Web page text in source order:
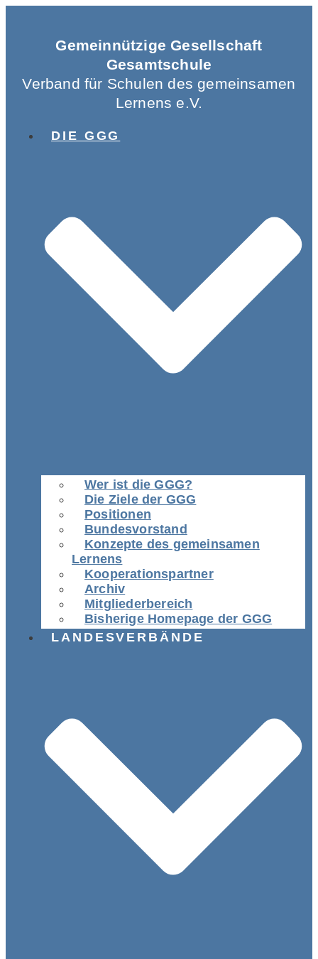
Gemeinnützige Gesellschaft
Gesamtschule
Verband für Schulen des gemeinsamen
Lernens e.V.
DIE GGG
Wer ist die GGG?
Die Ziele der GGG
Positionen
Bundesvorstand
Konzepte des gemeinsamen
Lernens
Kooperationspartner
Archiv
Mitgliederbereich
Bisherige Homepage der GGG
LANDESVERBÄNDE